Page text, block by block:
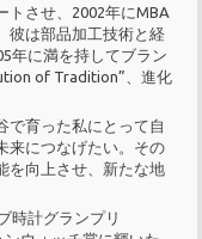
トさせ、2002年にMBA
彼は部品加工技術と経
年に満を持してブラン
of Tradition”、進化
で育った私にとって自
来につなげたい。その
を向上させ、新たな地
時計グランプリ